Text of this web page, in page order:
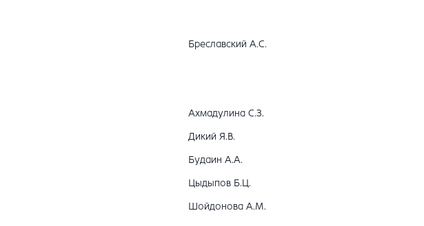
Бреславский А.С.
Ахмадулина С.З.
Дикий Я.В.
Будаин А.А.
Цыдыпов Б.Ц.
Шойдонова А.М.